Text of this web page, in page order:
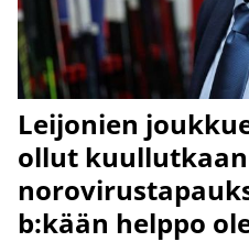
Leijonien
ollut kuullutkaan
b:kään helppo